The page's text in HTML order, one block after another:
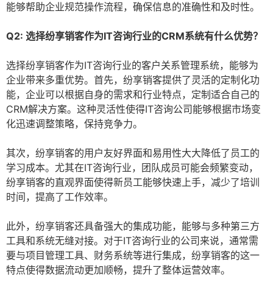
能够帮助企业规范操作流程，确保信息的准确性和及时性。
Q2: 选择纷享销客作为IT咨询行业的CRM系统有什么优势？
选择纷享销客作为IT咨询行业的客户关系管理系统，能够为
企业带来多重优势。首先，纷享销客提供了灵活的定制化功
能，企业可以根据自身的需求和行业特点，定制适合自己的
CRM解决方案。这种灵活性使得IT咨询公司能够根据市场变
化迅速调整策略，保持竞争力。
其次，纷享销客的用户友好界面和易用性大大降低了员工的
学习成本。尤其在IT咨询行业，团队成员可能会频繁变动，
纷享销客的直观界面使得新员工能够快速上手，减少了培训
时间，提高了工作效率。
此外，纷享销客还具备强大的集成功能，能够与多种第三方
工具和系统无缝对接。对于IT咨询行业的公司来说，通常需
要与项目管理工具、财务系统等进行集成，纷享销客的这一
特点使得数据流动更加顺畅，提升了整体运营效率。